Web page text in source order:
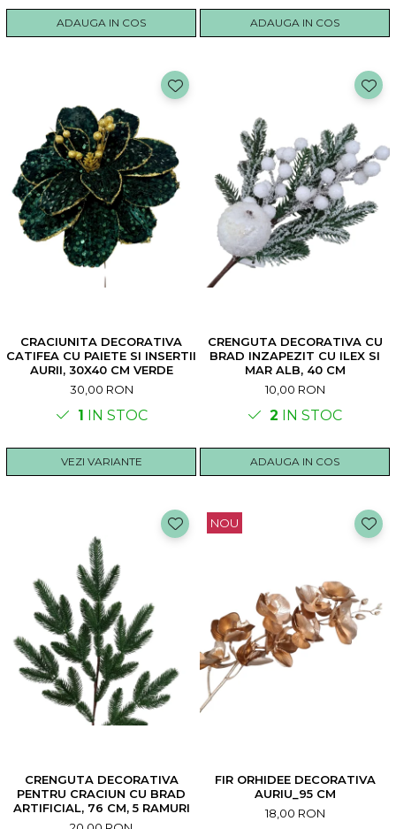
ADAUGA IN COS ADAUGA IN COS
CRACIUNITA DECORATIVA
CATIFEA CU PAIETE SI INSERTII
AURII, 30X40 CM VERDE
30,00 RON
1 IN STOC
VEZI VARIANTE
CRENGUTA DECORATIVA CU
BRAD INZAPEZIT CU ILEX SI
MAR ALB, 40 CM
10,00 RON
2 IN STOC
ADAUGA IN COS
CRENGUTA DECORATIVA
PENTRU CRACIUN CU BRAD
ARTIFICIAL, 76 CM, 5 RAMURI
NOU
FIR ORHIDEE DECORATIVA
AURIU_95 CM
18,00 RON